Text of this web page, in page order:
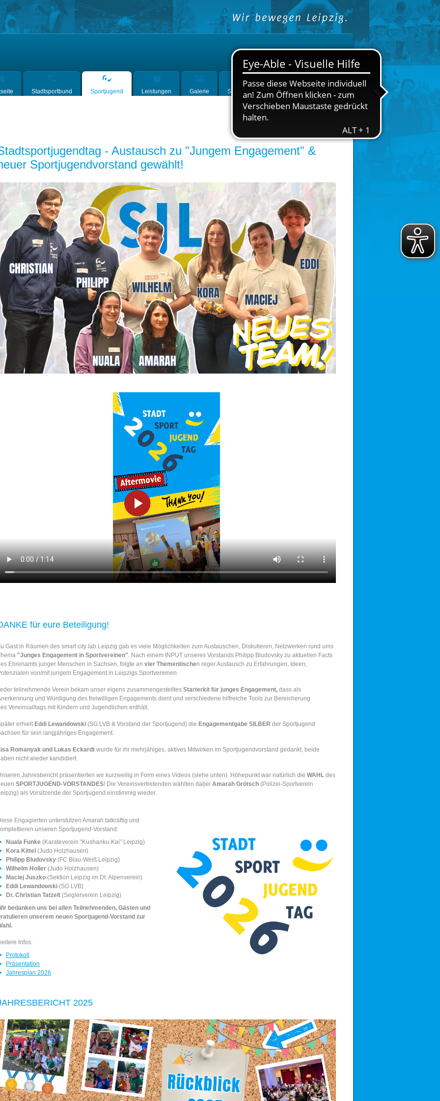
Stadtsportbund Sportjugend Leistungen Galerie Sportangebote & Vereine
- Austausch zu "Jungem Engagement" &
Sportjugendvorstand gewählt!
für eure Beteiligung!
Gast in Räumen des smart city lab Leipzig gab es viele Möglichkeiten zum Austauschen, Diskutieren, Netzwerken rund ums
"Junges Engagement in Sportvereinen" . Nach einem INPUT unseres Vorstands Philipp Bludovsky zu aktuellen Facts
Ehrenamts junger Menschen in Sachsen, folgte an vier Thementischen reger Austausch zu Erfahrungen, Ideen,
von/mit jungem Engagement in Leipzigs Sportvereinen.
teilnehmende Verein bekam unser eigens zusammengestelltes Starterkit für junges Engagement, dass als
und Würdigung des freiwilligen Engagements dient und verschiedene hilfreiche Tools zur Bereicherung
Vereinsalltags mit Kindern und Jugendlichen enthält.
erhielt Eddi Lewandowski (SG LVB & Vorstand der Sportjugend) die Engagementgabe SILBER der Sportjugend
für sein langjähriges Engagement.
Romanyak und Lukas Eckardt wurde für ihr mehrjähiges, aktives Mitwirken im Sportjugendvorstand gedankt, beide
nicht wieder kandidiert.
Jahresbericht präsentierten wir kurzweilig in Form eines Videos (siehe unten). Höhepunkt war natürlich die WAHL des
SPORTJUGEND-VORSTANDES! Die Vereinsvertretenden wählten dabei Amarah Grötsch (Polizei-Sportverein
als Vorsitzende der Sportjugend einstimmig wieder.
Engagierten unterstützen Amarah tatkräftig und
unseren Sportjugend-Vorstand:
Nuala Funke (Karateverein "Kushanku-Kai" Leipzig)
Kora Kittel (Judo Holzhausen)
Philipp Bludovsky (FC Blau-Weiß Leipzig)
Wilhelm Holler (Judo Holzhausen)
Maciej Juszko (Sektion Leipzig im Dt. Alpenverein)
Eddi Lewandowski (SG LVB)
Dr. Christian Tatzelt (Seglerverein Leipzig)
bedanken uns bei allen Teilnehmenden, Gästen und
unserem neuen Sportjugend-Vorstand zur
Infos:
Protokoll
Präsentation
Jahresplan 2026
2025
Startseite
Stadtsportbund
Sportjugend
Galerie
Sportangebote &